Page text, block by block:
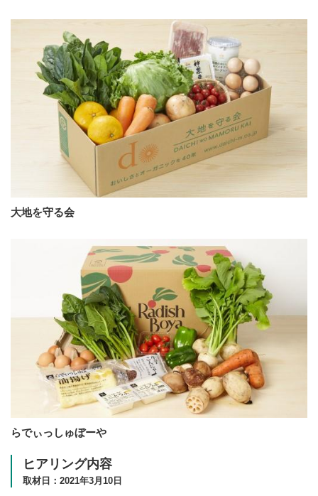
大地を守る会
らでぃっしゅぼーや
ヒアリング内容
取材日：2021年3月10日